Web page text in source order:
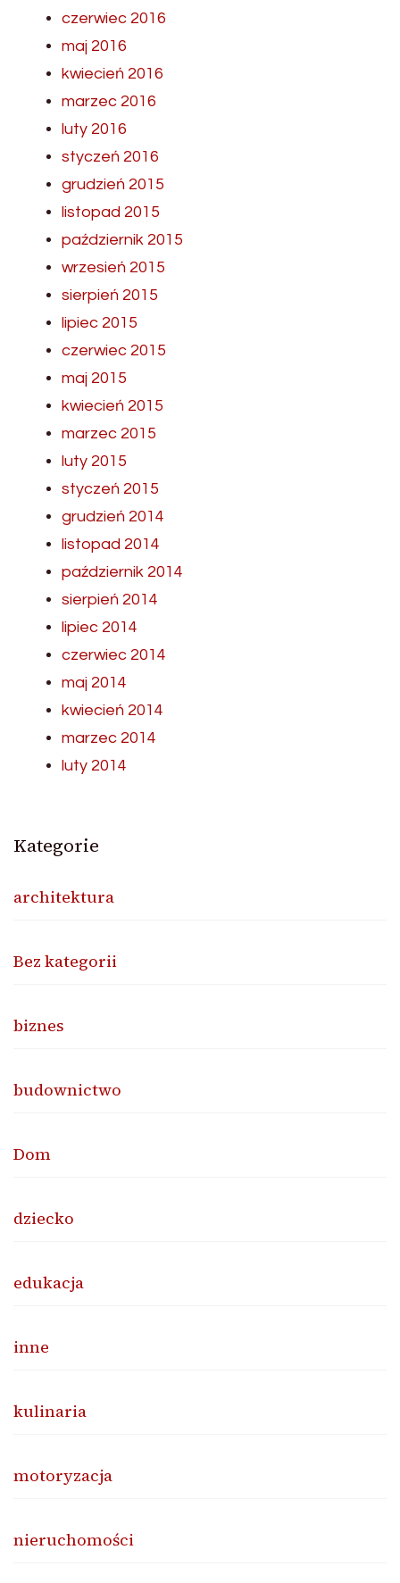
czerwiec 2016
maj 2016
kwiecień 2016
marzec 2016
luty 2016
styczeń 2016
grudzień 2015
listopad 2015
październik 2015
wrzesień 2015
sierpień 2015
lipiec 2015
czerwiec 2015
maj 2015
kwiecień 2015
marzec 2015
luty 2015
styczeń 2015
grudzień 2014
listopad 2014
październik 2014
sierpień 2014
lipiec 2014
czerwiec 2014
maj 2014
kwiecień 2014
marzec 2014
luty 2014
Kategorie
architektura
Bez kategorii
biznes
budownictwo
Dom
dziecko
edukacja
inne
kulinaria
motoryzacja
nieruchomości